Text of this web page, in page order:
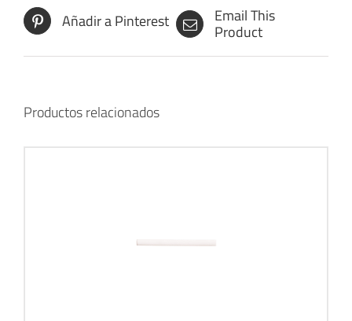
Añadir a Pinterest Email This
Product
Productos relacionados